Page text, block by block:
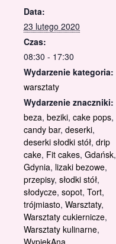
Data:
23 lutego 2020
Czas:
08:30 - 17:30
Wydarzenie kategoria:
warsztaty
Wydarzenie znaczniki:
beza, beziki, cake pops,
candy bar, deserki,
deserki słodki stół, drip
cake, Fit cakes, Gdańsk,
Gdynia, lizaki bezowe,
przepisy, słodki stół,
słodycze, sopot, Tort,
trójmiasto, Warsztaty,
Warsztaty cukiernicze,
Warsztaty kulinarne,